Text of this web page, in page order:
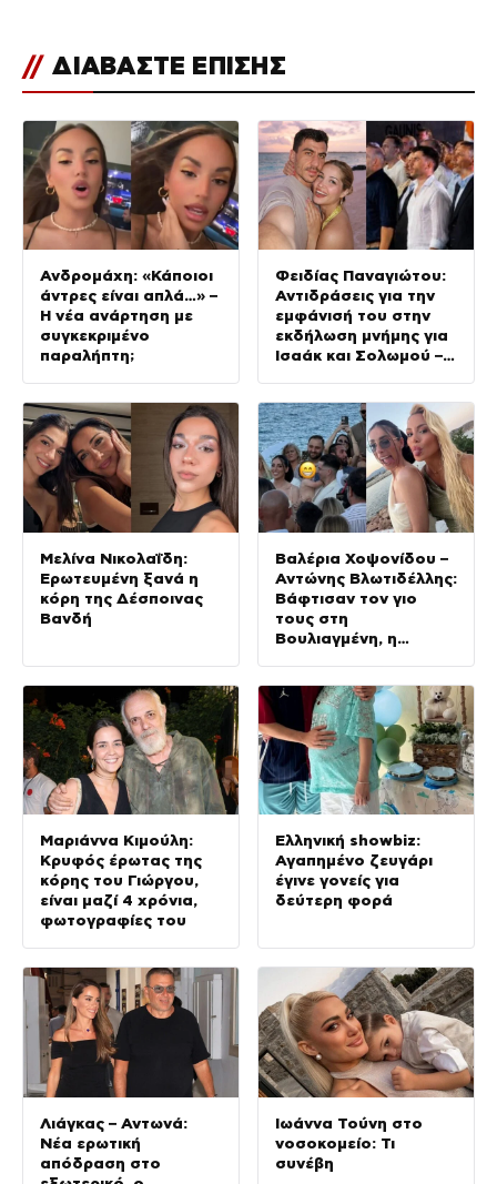
// ΔΙΑΒΑΣΤΕ ΕΠΙΣΗΣ
Ανδρομάχη: «Κάποιοι
άντρες είναι απλά…» –
Η νέα ανάρτηση με
συγκεκριμένο
παραλήπτη;
Φειδίας Παναγιώτου:
Αντιδράσεις για την
εμφάνισή του στην
εκδήλωση μνήμης για
Ισαάκ και Σολωμού –
Μελίνα Νικολαΐδη:
Ερωτευμένη ξανά η
κόρη της Δέσποινας
Βανδή
Βαλέρια Χοψονίδου –
Αντώνης Βλωτιδέλλης:
Βάφτισαν τον γιο
τους στη
Βουλιαγμένη, η
καλεσμένοι
Μαριάννα Κιμούλη:
Κρυφός έρωτας της
κόρης του Γιώργου,
είναι μαζί 4 χρόνια,
φωτογραφίες του
Ελληνική showbiz:
Αγαπημένο ζευγάρι
έγινε γονείς για
δεύτερη φορά
Λιάγκας – Αντωνά:
Νέα ερωτική
απόδραση στο
Ιωάννα Τούνη στο
νοσοκομείο: Τι
συνέβη